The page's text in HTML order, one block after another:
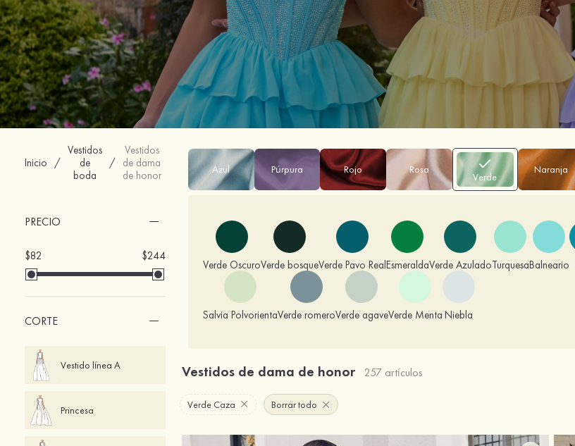
Inicio /
Vestidos
de
boda
/
Vestidos
de dama
de honor
PRECIO
$82 $244
CORTE
Vestido línea A
Princesa
Azul Púrpura Rojo Rosa
Verde
Naranja
Verde OscuroVerde bosqueVerde Pavo RealEsmeraldaVerde AzuladoTurquesaBalneario
Salvia PolvorientaVerde romeroVerde agaveVerde Menta Niebla
Vestidos de dama de honor 257 artículos
Verde Caza Borrar todo